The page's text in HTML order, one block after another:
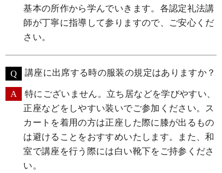
基本の所作から学んでいきます。各認定礼法講
師が丁寧に指導して参りますので、ご安心くだ
さい。
講座に出席する時の服装の規定はありますか？
特にございません。立ち居などを学びやすい、
正座などをしやすい装いでご参加ください。ス
カートを着用の方は正座した際に膝が出るもの
は避けることをおすすめいたします。また、和
室で講座を行う際には白い靴下をご持参くださ
い。